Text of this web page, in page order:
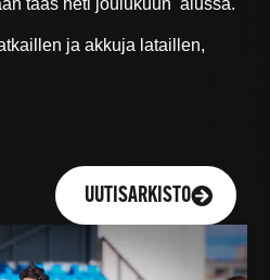
taas heti joulukuun alussa.
ja akkuja lataillen,
UUTISARKISTO